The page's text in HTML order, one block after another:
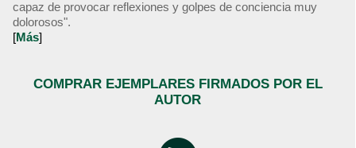
capaz de provocar reflexiones y golpes de conciencia muy
dolorosos".
[Más]
COMPRAR EJEMPLARES FIRMADOS POR EL
AUTOR